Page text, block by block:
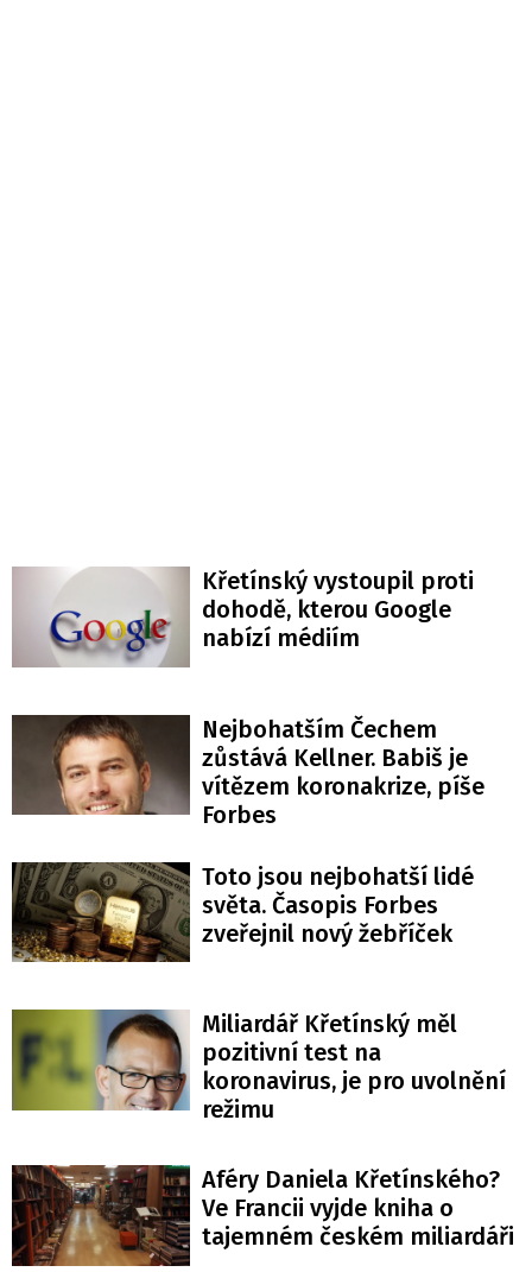
Křetínský vystoupil proti
dohodě, kterou Google
nabízí médiím
Nejbohatším Čechem
zůstává Kellner. Babiš je
vítězem koronakrize, píše
Forbes
Toto jsou nejbohatší lidé
světa. Časopis Forbes
zveřejnil nový žebříček
Miliardář Křetínský měl
pozitivní test na
koronavirus, je pro uvolnění
režimu
Aféry Daniela Křetínského?
Ve Francii vyjde kniha o
tajemném českém miliardáři